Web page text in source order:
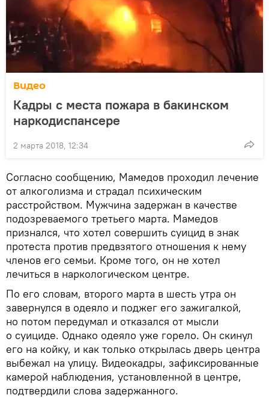
Видео
Кадры с места пожара в бакинском
наркодиспансере
2 марта 2018, 12:34
Согласно сообщению, Мамедов проходил лечение
от алкоголизма и страдал психическим
расстройством. Мужчина задержан в качестве
подозреваемого третьего марта. Мамедов
признался, что хотел совершить суицид в знак
протеста против предвзятого отношения к нему
членов его семьи. Кроме того, он не хотел
лечиться в наркологическом центре.
По его словам, второго марта в шесть утра он
завернулся в одеяло и поджег его зажигалкой,
но потом передумал и отказался от мысли
о суициде. Однако одеяло уже горело. Он скинул
его на койку, и как только открылась дверь центра
выбежал на улицу. Видеокадры, зафиксированные
камерой наблюдения, установленной в центре,
подтвердили слова задержанного.